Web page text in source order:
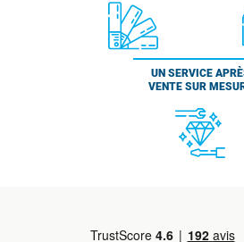
UN SERVICE
VENTE SUR